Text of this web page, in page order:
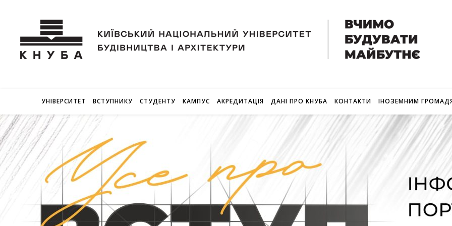
УНІВЕРСИТЕТ ВСТУПНИКУ СТУДЕНТУ КАМПУС АКРЕДИТАЦІЯ ДАНІ ПРО КНУБА КОНТАКТИ ІНОЗЕМНИМ